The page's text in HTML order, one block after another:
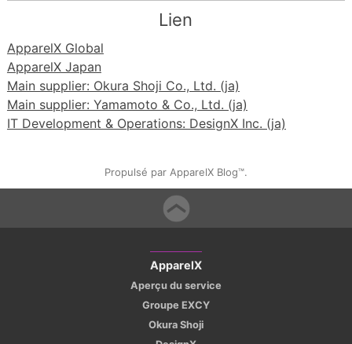
Lien
ApparelX Global
ApparelX Japan
Main supplier: Okura Shoji Co., Ltd. (ja)
Main supplier: Yamamoto & Co., Ltd. (ja)
IT Development & Operations: DesignX Inc. (ja)
Propulsé par ApparelX Blog™.
ApparelX
Aperçu du service
Groupe EXCY
Okura Shoji